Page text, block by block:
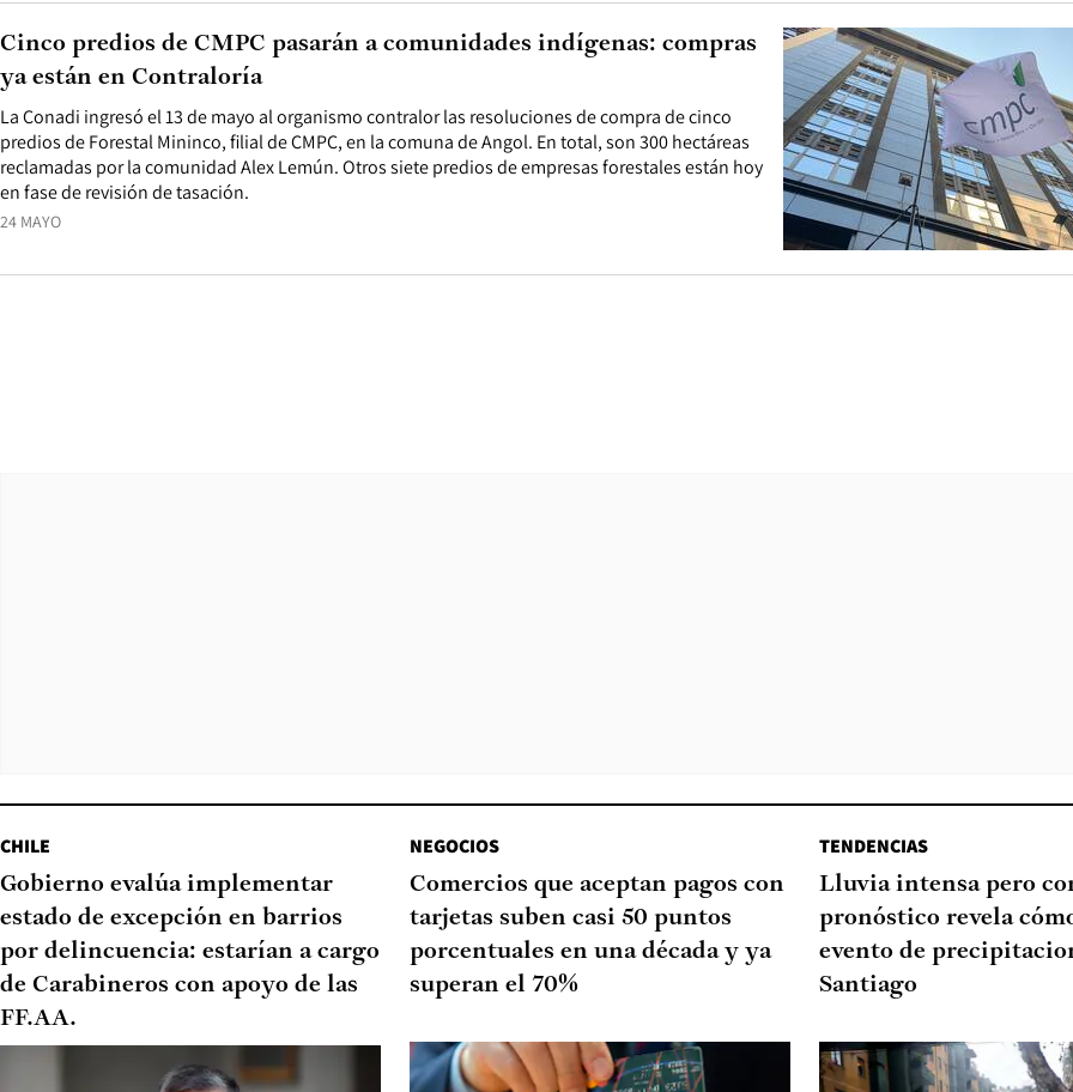
24 MAYO
La Conadi ingresó el 13 de mayo al organismo contralor las resoluciones de compra de cinco
predios de Forestal Mininco, filial de CMPC, en la comuna de Angol. En total, son 300 hectáreas
reclamadas por la comunidad Alex Lemún. Otros siete predios de empresas forestales están hoy
en fase de revisión de tasación.
Cinco predios de CMPC pasarán a comunidades indígenas: compras
ya están en Contraloría
CHILE
Gobierno evalúa implementar
estado de excepción en barrios
por delincuencia: estarían a cargo
de Carabineros con apoyo de las
FF.AA.
NEGOCIOS
Comercios que aceptan pagos con
tarjetas suben casi 50 puntos
porcentuales en una década y ya
superan el 70%
TENDENCIAS
Lluvia intensa pero
pronóstico revela
evento de
Santiago